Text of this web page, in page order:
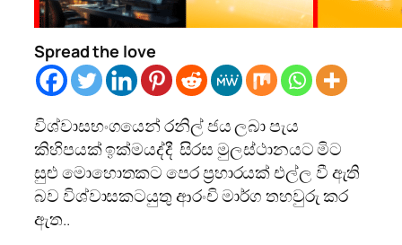
Spread the love
විශ්වාසභංගයෙන් රනිල් ජය ලබා පැය
කිහිපයක් ඉක්මයද්දී සිරස මුලස්ථානයට මිට
සුළු මොහොතකට පෙර ප්‍රහාරයක් එල්ල වී ඇති
බව විශ්වාසකටයුතු ආරංචි මාර්ග තහවුරු කර
ඇත..